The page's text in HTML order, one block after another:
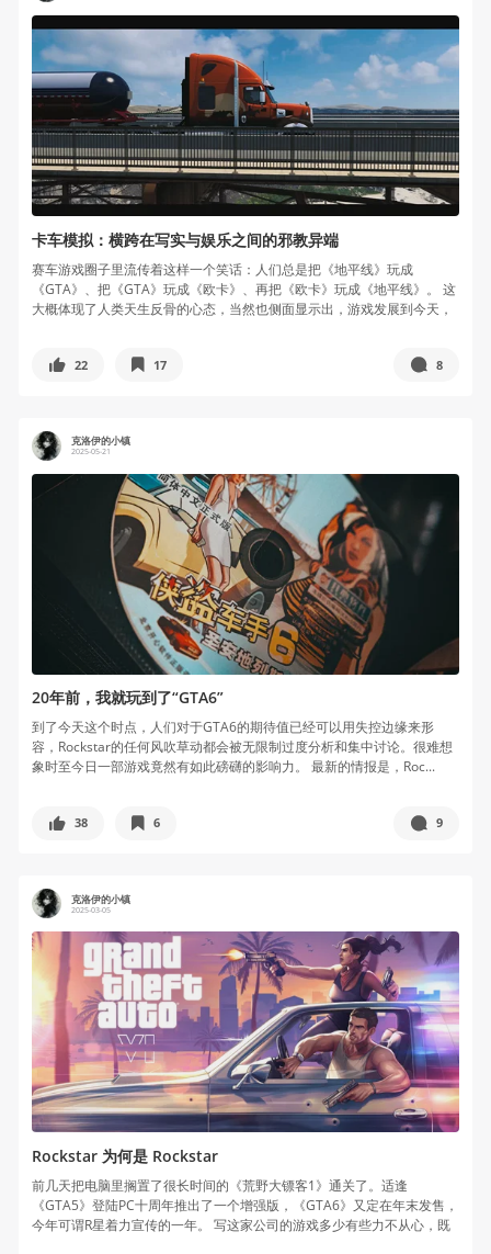
卡车模拟：横跨在写实与娱乐之间的邪教异端
赛车游戏圈子里流传着这样一个笑话：人们总是把《地平线》玩成
《GTA》、把《GTA》玩成《欧卡》、再把《欧卡》玩成《地平线》。 这
大概体现了人类天生反骨的心态，当然也侧面显示出，游戏发展到今天，
22 17 8
克洛伊的小镇
2025-05-21
20年前，我就玩到了“GTA6”
到了今天这个时点，人们对于GTA6的期待值已经可以用失控边缘来形
容，Rockstar的任何风吹草动都会被无限制过度分析和集中讨论。很难想
象时至今日一部游戏竟然有如此磅礴的影响力。 最新的情报是，Roc...
38 6 9
克洛伊的小镇
2025-03-05
Rockstar 为何是 Rockstar
前几天把电脑里搁置了很长时间的《荒野大镖客1》通关了。适逢
《GTA5》登陆PC十周年推出了一个增强版，《GTA6》又定在年末发售，
今年可谓R星着力宣传的一年。 写这家公司的游戏多少有些力不从心，既